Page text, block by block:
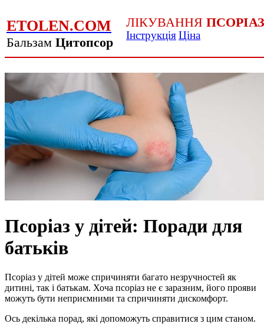
ETOLEN.COM
Бальзам Цитопсор
ЛІКУВАННЯ
ІнструкціяЦіна
Псоріаз у дітей: Поради для
батьків
Псоріаз у дітей може спричиняти багато незручностей як
дитині, так і батькам. Хоча псоріаз не є заразним, його прояви
можуть бути неприємними та спричиняти дискомфорт.
Ось декілька порад, які допоможуть справитися з цим станом.